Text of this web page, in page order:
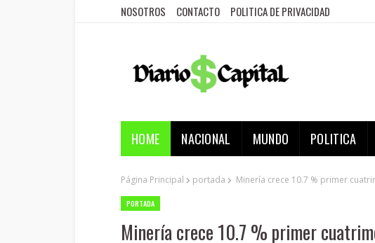
NOSOTROS CONTACTO POLITICA DE PRIVACIDAD
HOME NACIONAL MUNDO POLITICA
Página Principal portada Minería crece 10.7 % primer
PORTADA
Minería crece 10.7 % primer